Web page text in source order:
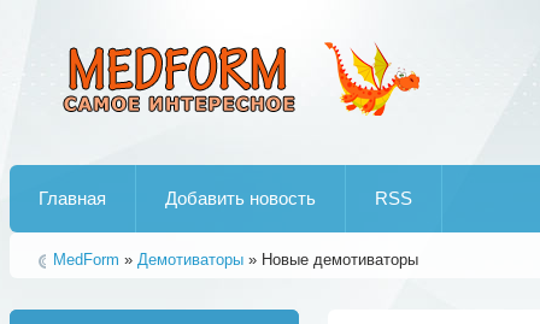
Главная Добавить новость RSS
MedForm » Демотиваторы » Новые демотиваторы